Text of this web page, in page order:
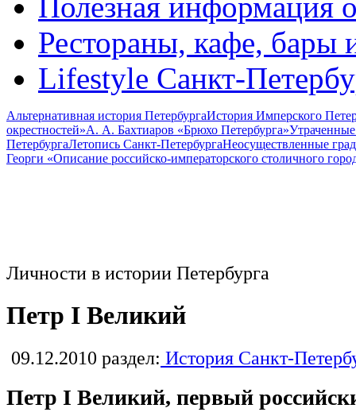
Рестораны, кафе, бары
Lifestyle Санкт-
Альтернативная история ПетербургаИстория Имперского
окрестностей»А. А. Бахтиаров «Брюхо Петербурга»
ПетербургаЛетопись Санкт-ПетербургаНеосуществленные
Георги «Описание российско-императорского столичного
Личности в истории Петербурга
Петр I Великий
09.12.2010 раздел: История Санкт-
Петр I Великий, первый